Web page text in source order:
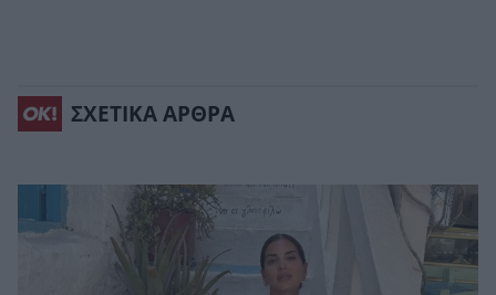
ΣΧΕΤΙΚΑ ΑΡΘΡΑ